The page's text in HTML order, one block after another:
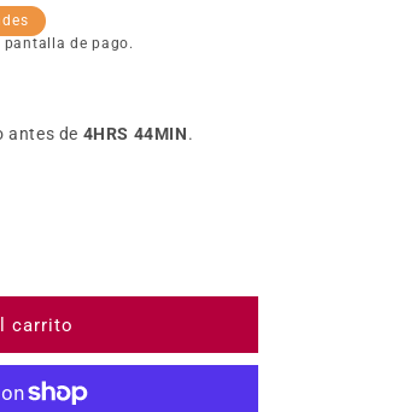
de pago.
antes de 4HRS 44MIN.
Headset Strap Pad for Oculus
para KIWIdesign Headset Strap
carrito